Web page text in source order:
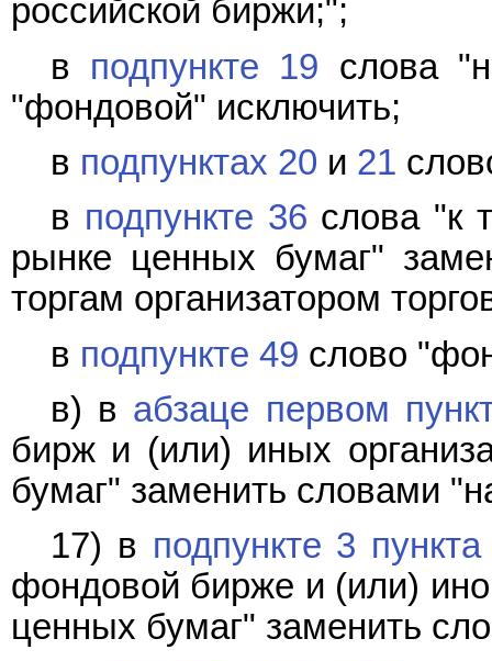
российской биржи;";
в подпункте 19 слова
"фондовой" исключить;
в подпунктах 20 и 21
в подпункте 36 слова "к
рынке ценных бумаг"
торгам организатором
в подпункте 49 слово
в) в абзаце первом
бирж и (или) иных
бумаг" заменить словами
17) в подпункте 3
фондовой бирже и (или)
ценных бумаг" заменить